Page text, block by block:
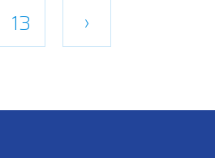
Letzte
13
Nächste
›